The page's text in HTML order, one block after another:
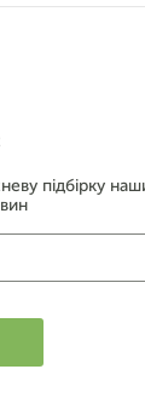
підбірку